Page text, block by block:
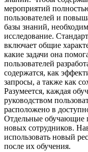
мероприятий
пользователей и
базы знаний,
исследование.
включает общие
какие задачи она
пользователей
содержатся, как
запросы, а также как
Разумеется, каждая
руководством
расположено в
Отдельные обучающие
новых сотрудников.
использовать новый
после их обучения.